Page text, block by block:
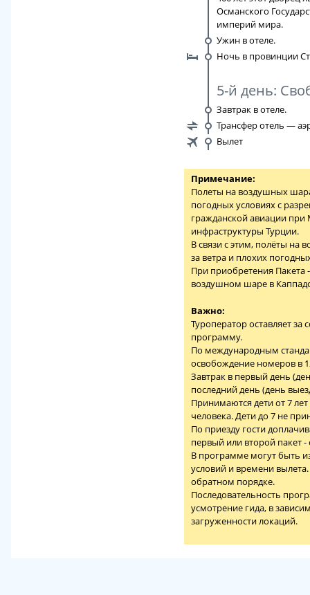
Османского
империй мира.
Ужин в отеле.
Ночь в провинции
5-й день:
Завтрак в отеле.
Трансфер отель —
Вылет
Примечание:
Полеты на воздушных
погодных условиях с
гражданской авиации при
инфраструктуры Турции.
В связи с этим, полёты
за ветра и плохих
При приобретения Пакета
воздушном шаре в
Важно:
Туроператор оставляет за
программу.
По международным
освобождение номеров в
Завтрак в первый день
последний день (день
Принимаются дети от 7
человека. Дети до 7 не
По приезду гости
первый или второй пакет -
В программе могут быть
условий и времени
обратном порядке.
Последовательность
усмотрение гида, в
загруженности локаций.